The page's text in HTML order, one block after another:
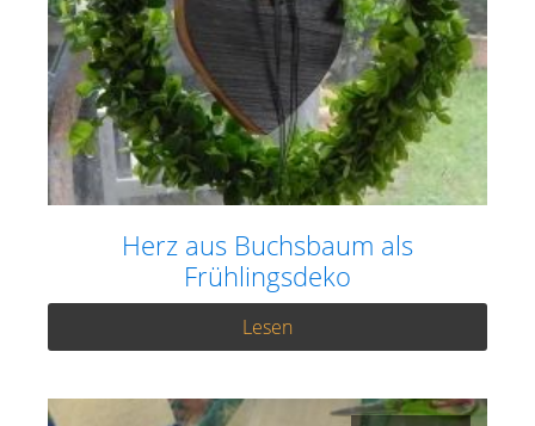
Herz aus Buchsbaum als
Frühlingsdeko
Lesen